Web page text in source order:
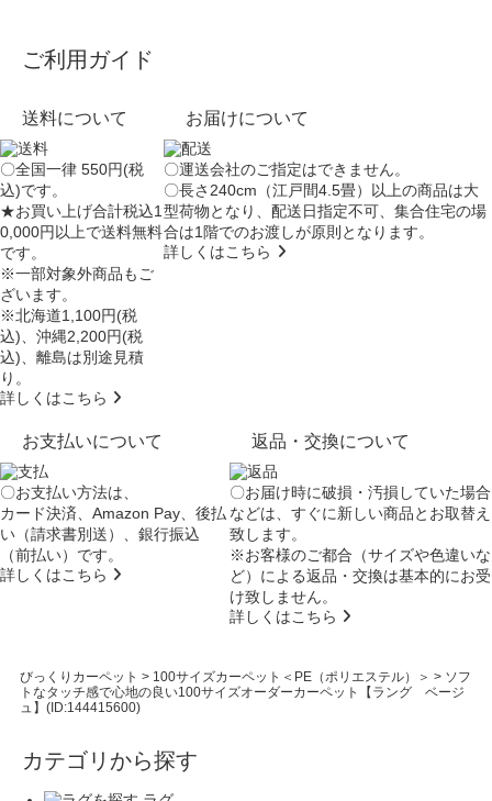
ご利用ガイド
送料について
〇全国一律 550円(税
込)です。
★お買い上げ合計税込1
0,000円以上で送料無料
です。
※一部対象外商品もご
ざいます。
※北海道1,100円(税
込)、沖縄2,200円(税
込)、離島は別途見積
り。
詳しくはこちら
お届けについて
〇運送会社のご指定はできません。
〇長さ240cm（江戸間4.5畳）以上の商品は大
型荷物となり、配送日指定不可、集合住宅の場
合は1階でのお渡しが原則となります。
詳しくはこちら
お支払いについて
〇お支払い方法は、
カード決済、Amazon Pay、後払
い（請求書別送）、銀行振込
（前払い）です。
詳しくはこちら
返品・交換について
〇お届け時に破損・汚損していた場合
などは、すぐに新しい商品とお取替え
致します。
※お客様のご都合（サイズや色違いな
ど）による返品・交換は基本的にお受
け致しません。
詳しくはこちら
びっくりカーペット > 100サイズカーペット＜PE（ポリエステル）＞ > ソフ
トなタッチ感で心地の良い100サイズオーダーカーペット【ラング ベージ
ュ】(ID:144415600)
カテゴリから探す